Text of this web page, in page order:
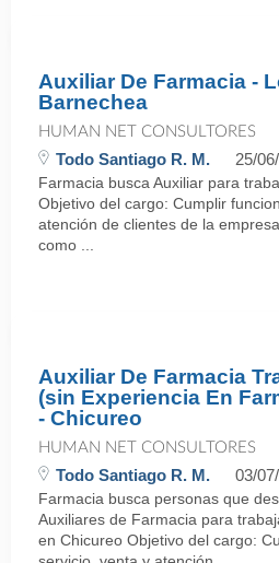
Auxiliar De Farmacia -
Barnechea
HUMAN NET CONSULTORES
Todo Santiago R. M. 25/
Farmacia busca Auxiliar para
Objetivo del cargo: Cumplir
atención de clientes de la
como ...
Auxiliar De Farmacia
(sin Experiencia En
- Chicureo
HUMAN NET CONSULTORES
Todo Santiago R. M. 03/
Farmacia busca personas que
Auxiliares de Farmacia para
en Chicureo Objetivo del cargo: